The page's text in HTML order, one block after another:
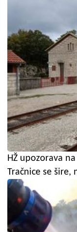
HŽ upozorava
Tračnice se šire,